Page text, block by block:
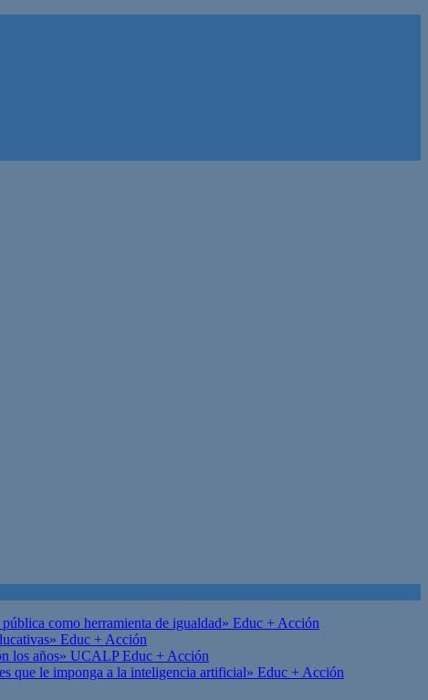
como herramienta de igualdad» Educ + Acción
Educ + Acción
los años» UCALPEduc + Acción
que le imponga a la inteligencia artificial» Educ + Acción